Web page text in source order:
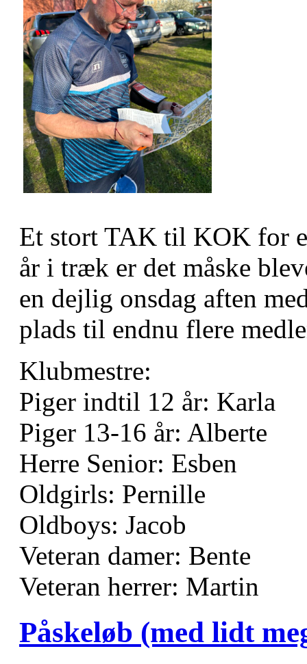
Et stort TAK til KOK for
år i træk er det måske
en dejlig onsdag aften
plads til endnu flere
Klubmestre:
Piger indtil 12 år: Karla
Piger 13-16 år: Alberte
Herre Senior: Esben
Oldgirls: Pernille
Oldboys: Jacob
Veteran damer: Bente
Veteran herrer: Martin
Påskeløb (med lidt